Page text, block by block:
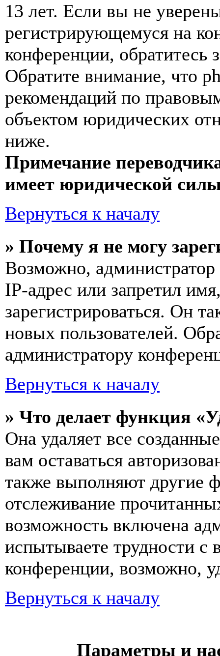
13 лет. Если вы не
регистрирующемуся на
конференции, обратитесь
Обратите внимание, что
рекомендаций по
объектом юридических
ниже.
Примечание
имеет юридической
Вернуться к началу
» Почему я не могу
Возможно,
IP-адрес или запретил
зарегистрироваться. Он
новых пользователей.
администратору
Вернуться к началу
» Что делает функция
Она удаляет все
вам оставаться
также выполняют другие
отслеживание
возможность включена
испытываете трудности с
конференции, возможно,
Вернуться к началу
Параметры и